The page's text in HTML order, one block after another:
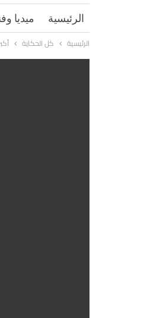
الرئيسية ميديا
الرئيسية
كل الحكاية